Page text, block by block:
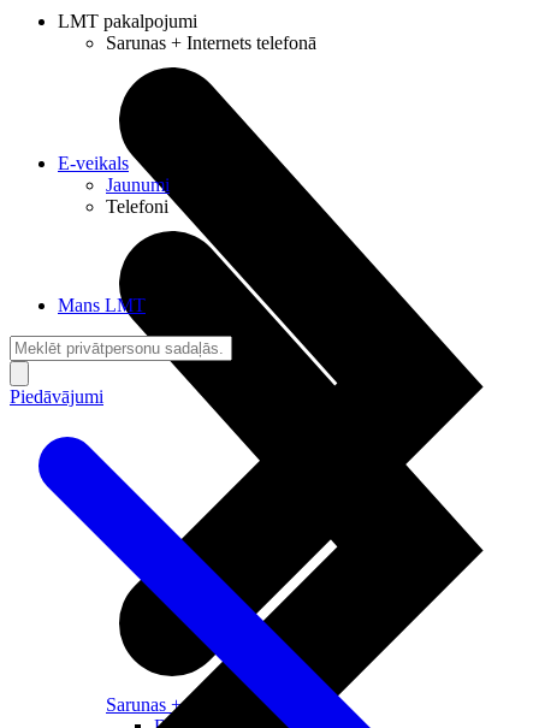
LMT pakalpojumi
Sarunas + Internets telefonā
Sarunas + Internets
E-veikals
Jaunumi
Telefoni
Mans LMT
Piedāvājumi